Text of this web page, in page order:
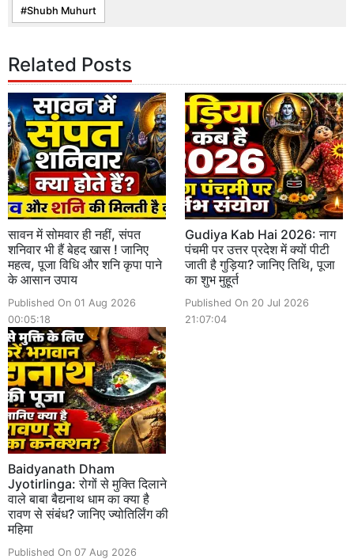
Shubh Muhurt
Related Posts
सावन में सोमवार ही नहीं, संपत
शनिवार भी हैं बेहद खास ! जानिए
महत्व, पूजा विधि और शनि कृपा पाने
के आसान उपाय
Published On 01 Aug 2026
00:05:18
Gudiya Kab Hai 2026: नाग
पंचमी पर उत्तर प्रदेश में क्यों पीटी
जाती है गुड़िया? जानिए तिथि, पूजा
का शुभ मुहूर्त
Published On 20 Jul 2026
21:07:04
Baidyanath Dham
Jyotirlinga: रोगों से मुक्ति दिलाने
वाले बाबा बैद्यनाथ धाम का क्या है
रावण से संबंध? जानिए ज्योतिर्लिंग की
महिमा
Published On 07 Aug 2026